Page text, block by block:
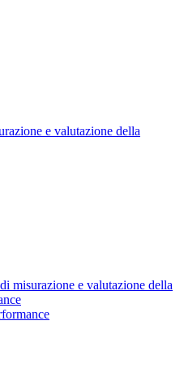
e valutazione della
misurazione e valutazione della